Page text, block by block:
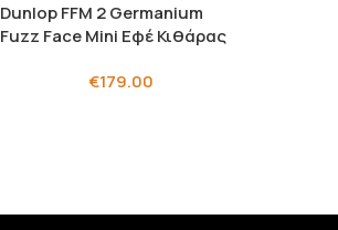
Dunlop FFM 2 Germanium
Fuzz Face Mini Εφέ Κιθάρας
€179.00